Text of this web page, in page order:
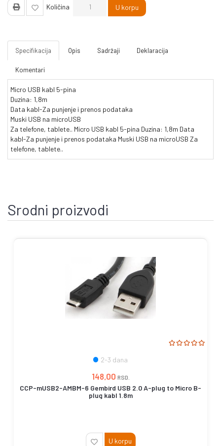
Količina U korpu
Specifikacija Opis Sadržaji Deklaracija
Komentari
Micro USB kabl 5-pina
Duzina: 1,8m
Data kabl-Za punjenje i prenos podataka
Muski USB na microUSB
Za telefone, tablete.. Micro USB kabl 5-pina Duzina: 1,8m Data
kabl-Za punjenje i prenos podataka Muski USB na microUSB Za
telefone, tablete..
Srodni proizvodi
2-3 dana
148,00 RSD.
CCP-mUSB2-AMBM-6 Gembird USB 2.0 A-plug to Micro B-
plug kabl 1.8m
U korpu